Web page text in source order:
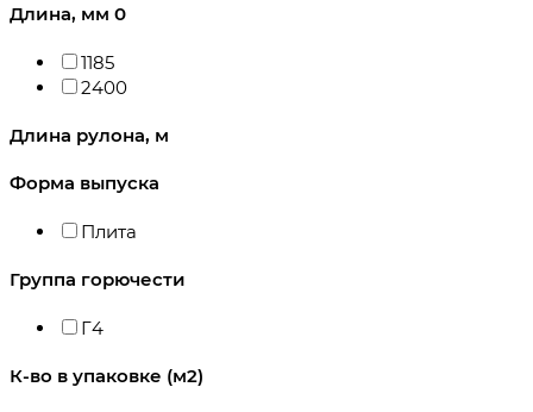
Длина, мм 0
1185
2400
Длина рулона, м
Форма выпуска
Плита
Группа горючести
Г4
К-во в упаковке (м2)